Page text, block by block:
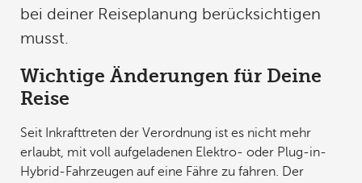
bei deiner Reiseplanung berücksichtigen
musst.
Wichtige Änderungen für Deine
Reise
Seit Inkrafttreten der Verordnung ist es nicht mehr
erlaubt, mit voll aufgeladenen Elektro- oder Plug-in-
Hybrid-Fahrzeugen auf eine Fähre zu fahren. Der